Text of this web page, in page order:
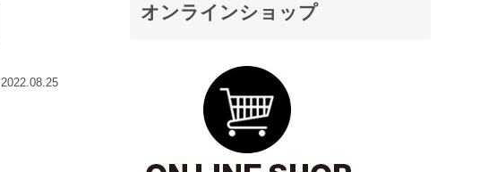
2022.08.25
オンラインショップ